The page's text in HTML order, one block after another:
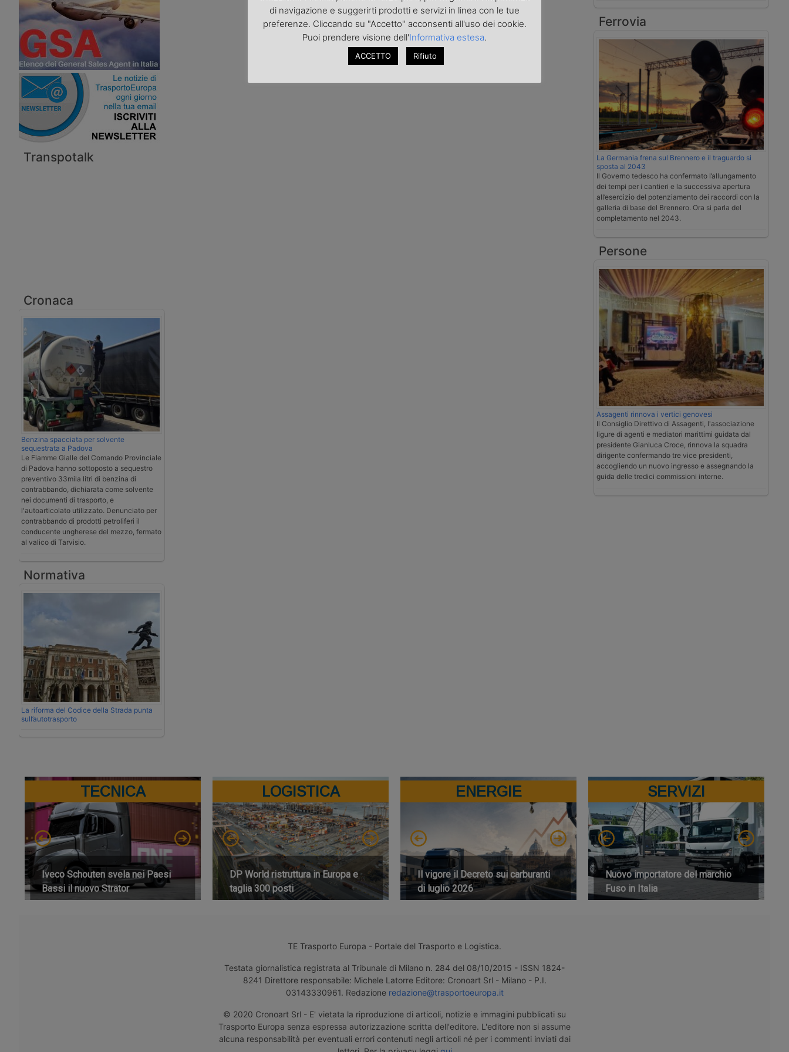
Transpotalk
Cronaca
Benzina spacciata per solvente
sequestrata a Padova
Le Fiamme Gialle del Comando Provinciale
di Padova hanno sottoposto a sequestro
preventivo 33mila litri di benzina di
contrabbando, dichiarata come solvente
nei documenti di trasporto, e
l'autoarticolato utilizzato. Denunciato per
contrabbando di prodotti petroliferi il
conducente ungherese del mezzo, fermato
al valico di Tarvisio.
Normativa
La riforma del Codice della Strada punta
sull’autotrasporto
Ferrovia
La Germania frena sul Brennero e il traguardo si
sposta al 2043
Il Governo tedesco ha confermato l’allungamento
dei tempi per i cantieri e la successiva apertura
all’esercizio del potenziamento dei raccordi con la
galleria di base del Brennero. Ora si parla del
completamento nel 2043.
Persone
Assagenti rinnova i vertici genovesi
Il Consiglio Direttivo di Assagenti, l'associazione
ligure di agenti e mediatori marittimi guidata dal
presidente Gianluca Croce, rinnova la squadra
dirigente confermando tre vice presidenti,
accogliendo un nuovo ingresso e assegnando la
guida delle tredici commissioni interne.
TECNICA
Iveco Schouten svela nei Paesi
Bassi il nuovo Strator
LOGISTICA
DP World ristruttura in Europa e
taglia 300 posti
ENERGIE
Il vigore il Decreto sui carburanti
di luglio 2026
SERVIZI
Nuovo importatore del marchio
Fuso in Italia
TE Trasporto Europa - Portale del Trasporto e Logistica.
Testata giornalistica registrata al Tribunale di Milano n. 284 del 08/10/2015 - ISSN 1824-
8241 Direttore responsabile: Michele Latorre Editore: Cronoart Srl - Milano - P.I.
03143330961. Redazione redazione@trasportoeuropa.it
© 2020 Cronoart Srl - E' vietata la riproduzione di articoli, notizie e immagini pubblicati su
Trasporto Europa senza espressa autorizzazione scritta dell'editore. L'editore non si assume
alcuna responsabilità per eventuali errori contenuti negli articoli né per i commenti inviati dai
di navigazione e suggerirti prodotti e servizi in linea con le tue
preferenze. Cliccando su "Accetto" acconsenti all'uso dei cookie.
Puoi prendere visione dell'Informativa estesa.
ACCETTO Rifiuto